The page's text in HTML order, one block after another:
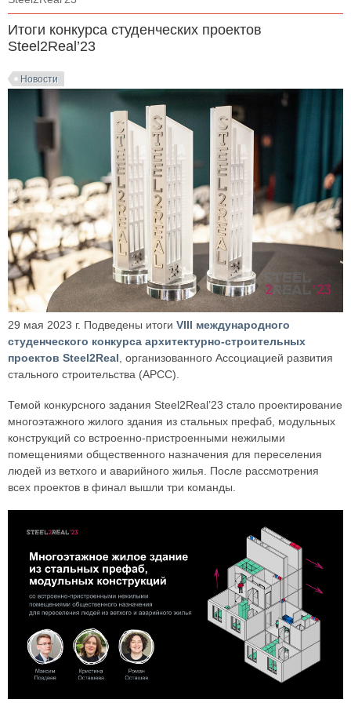
Итоги конкурса студенческих проектов
Steel2Real’23
Новости
29 мая 2023 г. Подведены итоги VIII международного
студенческого конкурса архитектурно-строительных
проектов Steel2Real , организованного Ассоциацией развития
стального строительства (АРСС).
Темой конкурсного задания Steel2Real’23 стало проектирование
многоэтажного жилого здания из стальных префаб, модульных
конструкций со встроенно-пристроенными нежилыми
помещениями общественного назначения для переселения
людей из ветхого и аварийного жилья. После рассмотрения
всех проектов в финал вышли три команды.